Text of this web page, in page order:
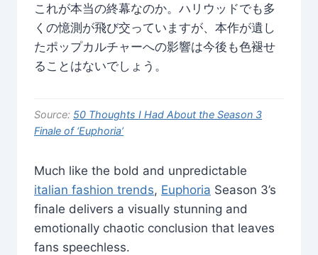
これが本当の終幕なのか。ハリウッドでも多
くの憶測が飛び交っていますが、本作が遺し
たポップカルチャーへの影響は今後も色褪せ
ることはないでしょう。
Source: 50 Thoughts I Had About the Season 3
Finale of ‘Euphoria’
Much like the bold and unpredictable
italian fashion trends, Euphoria Season 3’s
finale delivers a visually stunning and
emotionally chaotic conclusion that leaves
fans speechless.